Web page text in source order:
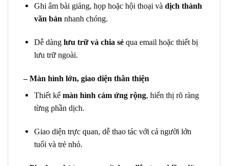
Ghi âm bài giảng, họp hoặc hội thoại và dịch thành
văn bảnnhanh chóng.
Dễ dàng lưu trữ và chia sẻqua email hoặc thiết bị
lưu trữ ngoài.
– Màn hình lớn, giao diện thân thiện
Thiết kế màn hình cảm ứng rộng, hiển thị rõ ràng
từng phần dịch.
Giao diện trực quan, dễ thao tác với cả người lớn
tuổi và trẻ nhỏ.